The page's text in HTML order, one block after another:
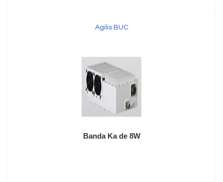
Agilis BUC
Banda Ka de 8W